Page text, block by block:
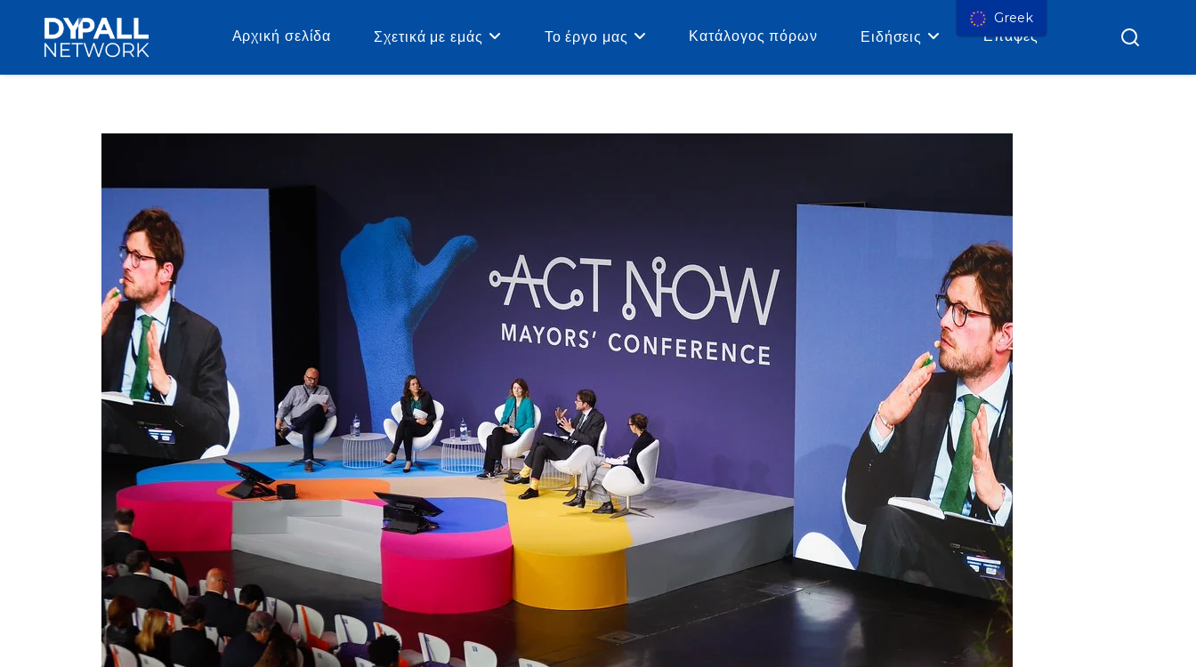
Αρχική σελίδα Σχετικά με εμάς Το έργο μας Κατάλογος πόρων Ειδήσεις Επαφές
Greek